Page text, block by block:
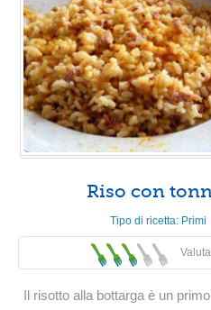
Riso con
Tipo di ricetta: Primi
Il risotto alla bottarga è un